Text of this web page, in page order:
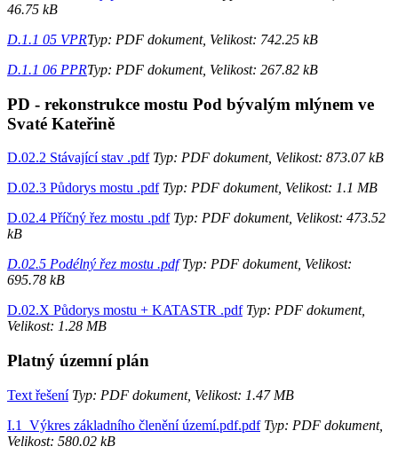
46.75 kB
D.1.1 05 VPRTyp: PDF dokument, Velikost: 742.25 kB
D.1.1 06 PPRTyp: PDF dokument, Velikost: 267.82 kB
PD - rekonstrukce mostu Pod bývalým mlýnem ve
Svaté Kateřině
D.02.2 Stávající stav .pdfTyp: PDF dokument, Velikost: 873.07 kB
D.02.3 Půdorys mostu .pdfTyp: PDF dokument, Velikost: 1.1 MB
D.02.4 Příčný řez mostu .pdfTyp: PDF dokument, Velikost: 473.52
kB
D.02.5 Podélný řez mostu .pdfTyp: PDF dokument, Velikost:
695.78 kB
D.02.X Půdorys mostu + KATASTR .pdfTyp: PDF dokument,
Velikost: 1.28 MB
Platný územní plán
Text řešeníTyp: PDF dokument, Velikost: 1.47 MB
I.1_Výkres základního členění území.pdf.pdfTyp: PDF dokument,
Velikost: 580.02 kB